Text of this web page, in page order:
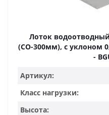
Лоток
(СО-300мм), с уклоном
-
Артикул:
Класс нагрузки:
Высота: